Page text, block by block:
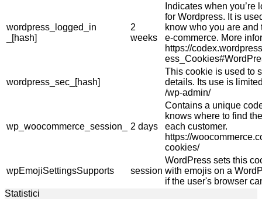
wordpress_logged_in
_[hash]
2
weeks
Indicates when
for Wordpress. It is
know who you are
e-commerce. More
https://
wordpress_sec_[hash]
This cookie is used to
details. Its use is
/wp-admin/
wp_woocommerce_session_ 2 days
Contains a unique
knows where to find
each customer.
https://
cookies/
wpEmojiSettingsSupports session
WordPress sets this
with emojis on a
if the user's browser
Statistici